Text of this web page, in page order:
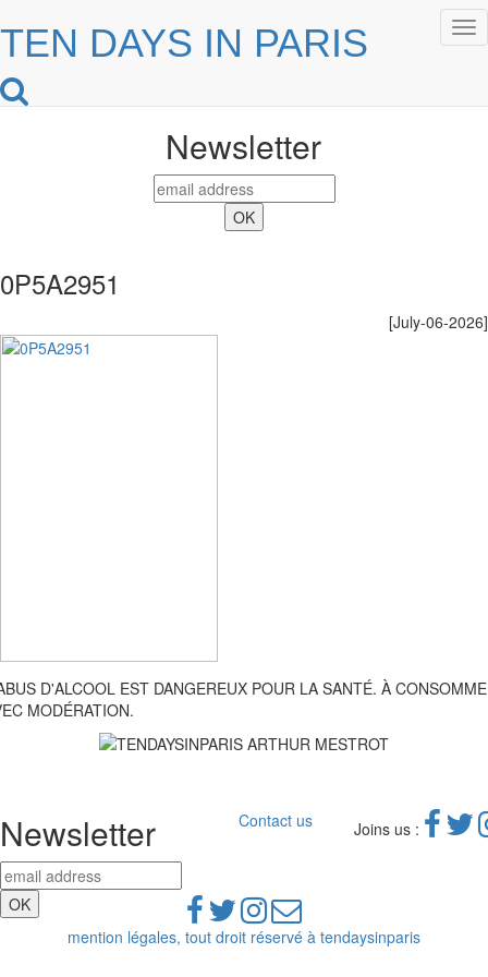
TEN DAYS IN PARIS
Newsletter
0P5A2951
[July-06-2026]
D'ALCOOL EST DANGEREUX POUR LA SANTÉ. À
MODÉRATION.
Newsletter Contact us Joins us :
mention légales, tout droit réservé à tendaysinparis